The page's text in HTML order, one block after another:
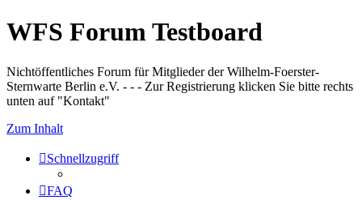
WFS Forum Testboard
Nichtöffentliches Forum für Mitglieder der Wilhelm-Foerster-
Sternwarte Berlin e.V. - - - Zur Registrierung klicken Sie bitte rechts
unten auf "Kontakt"
Zum Inhalt
Schnellzugriff
FAQ